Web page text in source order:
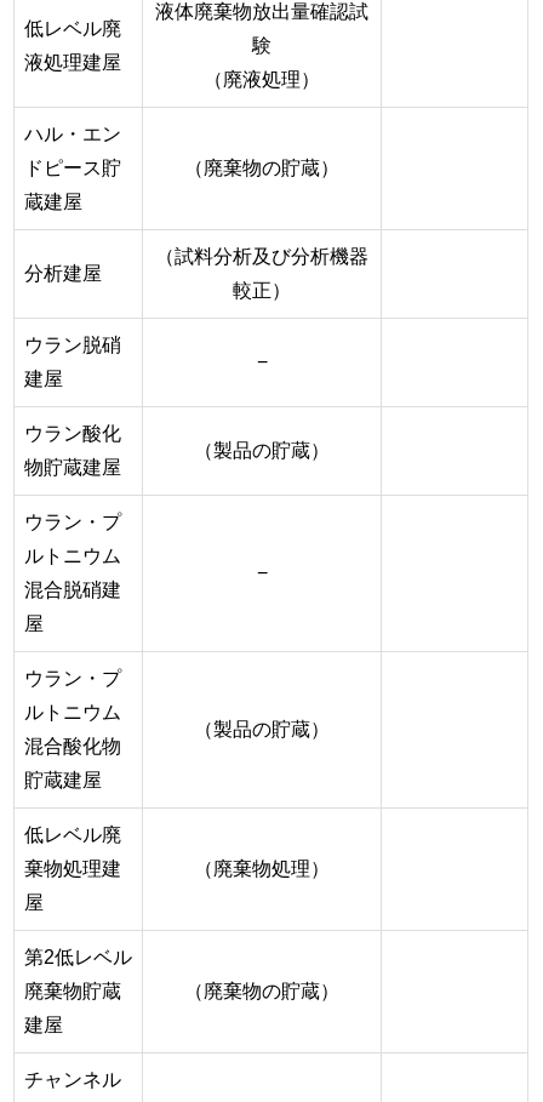
低レベル廃
液処理建屋
液体廃棄物放出量確認試
験
（廃液処理）
ハル・エン
ドピース貯
蔵建屋
（廃棄物の貯蔵）
分析建屋
（試料分析及び分析機器
較正）
ウラン脱硝
建屋
−
ウラン酸化
物貯蔵建屋
（製品の貯蔵）
ウラン・プ
ルトニウム
混合脱硝建
屋
−
ウラン・プ
ルトニウム
混合酸化物
貯蔵建屋
（製品の貯蔵）
低レベル廃
棄物処理建
屋
（廃棄物処理）
第2低レベル
廃棄物貯蔵
建屋
（廃棄物の貯蔵）
チャンネル